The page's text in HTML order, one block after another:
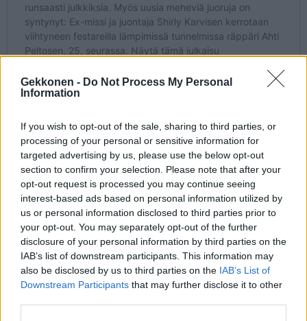
Gekkonen - Do Not Process My Personal
Information
If you wish to opt-out of the sale, sharing to third parties, or
processing of your personal or sensitive information for
targeted advertising by us, please use the below opt-out
section to confirm your selection. Please note that after your
opt-out request is processed you may continue seeing
interest-based ads based on personal information utilized by
us or personal information disclosed to third parties prior to
your opt-out. You may separately opt-out of the further
disclosure of your personal information by third parties on the
IAB’s list of downstream participants. This information may
also be disclosed by us to third parties on the IAB’s List of
Downstream Participants that may further disclose it to other
Seuraa Gekkosta Instagramissa
Teksti: Toimitus